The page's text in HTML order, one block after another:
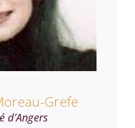
Grefe
d’Angers